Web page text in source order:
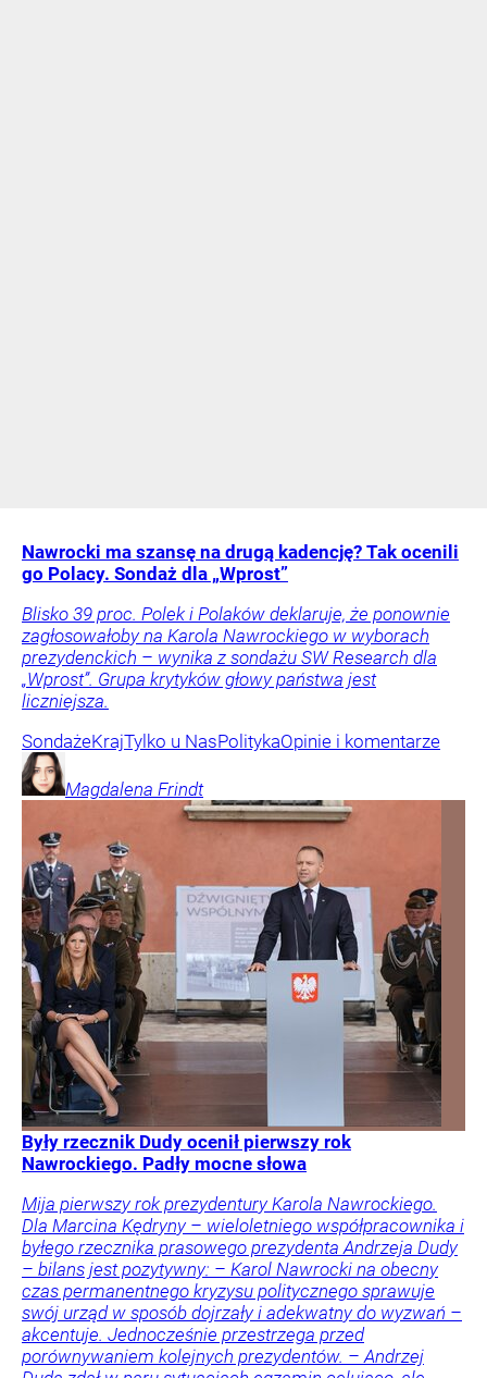
Nawrocki ma szansę na drugą kadencję? Tak ocenili
go Polacy. Sondaż dla „Wprost”
Blisko 39 proc. Polek i Polaków deklaruje, że ponownie
zagłosowałoby na Karola Nawrockiego w wyborach
prezydenckich – wynika z sondażu SW Research dla
„Wprost”. Grupa krytyków głowy państwa jest
liczniejsza.
SondażeKrajTylko u NasPolitykaOpinie i komentarze
Magdalena Frindt
Były rzecznik Dudy ocenił pierwszy rok
Nawrockiego. Padły mocne słowa
Mija pierwszy rok prezydentury Karola Nawrockiego.
Dla Marcina Kędryny – wieloletniego współpracownika i
byłego rzecznika prasowego prezydenta Andrzeja Dudy
– bilans jest pozytywny: – Karol Nawrocki na obecny
czas permanentnego kryzysu politycznego sprawuje
swój urząd w sposób dojrzały i adekwatny do wyzwań –
akcentuje. Jednocześnie przestrzega przed
porównywaniem kolejnych prezydentów. – Andrzej